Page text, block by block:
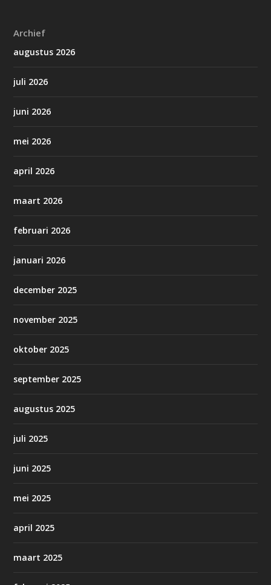
Archief
augustus 2026
juli 2026
juni 2026
mei 2026
april 2026
maart 2026
februari 2026
januari 2026
december 2025
november 2025
oktober 2025
september 2025
augustus 2025
juli 2025
juni 2025
mei 2025
april 2025
maart 2025